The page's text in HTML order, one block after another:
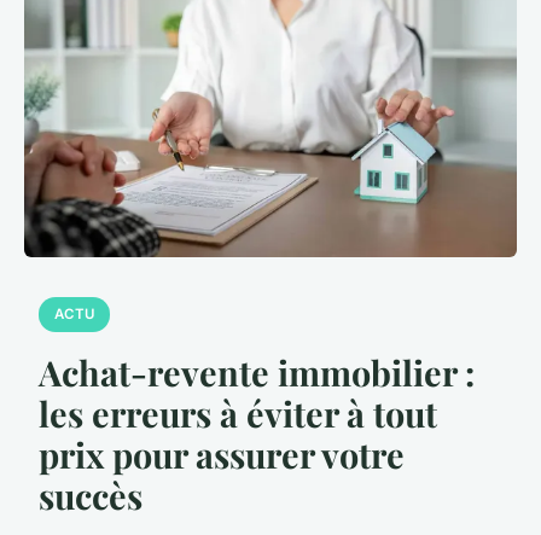
ACTU
Achat-revente immobilier :
les erreurs à éviter à tout
prix pour assurer votre
succès